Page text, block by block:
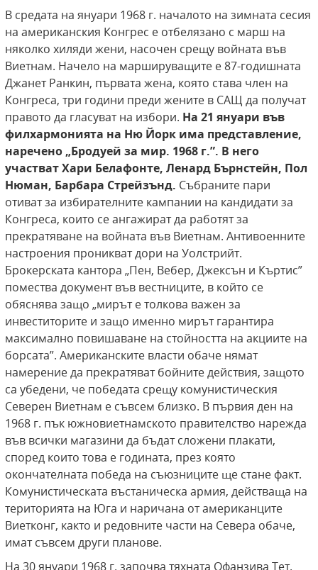
В средата на януари 1968 г. началото на зимната сесия
на американския Конгрес е отбелязано с марш на
няколко хиляди жени, насочен срещу войната във
Виетнам. Начело на маршируващите е 87-годишната
Джанет Ранкин, първата жена, която става член на
Конгреса, три години преди жените в САЩ да получат
правото да гласуват на избори. На 21 януари във
филхармонията на Ню Йорк има представление,
наречено „Бродуей за мир. 1968 г.”. В него
участватХари Белафонте, Ленард Бърнстейн, Пол
Нюман, Барбара Стрейзънд. Събраните пари
отиват за избирателните кампании на кандидати за
Конгреса, които се ангажират да работят за
прекратяване на войната във Виетнам. Антивоенните
настроения проникват дори на Уолстрийт.
Брокерската кантора „Пен, Вебер, Джексън и Къртис”
помества документ във вестниците, в който се
обяснява защо „мирът е толкова важен за
инвеститорите и защо именно мирът гарантира
максимално повишаване на стойността на акциите на
борсата”. Американските власти обаче нямат
намерение да прекратяват бойните действия, защото
са убедени, че победата срещу комунистическия
Северен Виетнам е съвсем близко. В първия ден на
1968 г. пък южновиетнамското правителство нарежда
във всички магазини да бъдат сложени плакати,
според които това е годината, през която
окончателната победа на съюзниците ще стане факт.
Комунистическата въстаническа армия, действаща на
територията на Юга и наричана от американците
Виетконг, както и редовните части на Севера обаче,
имат съвсем други планове.
На 30 януари 1968 г. започва тяхната Офанзива Тет.